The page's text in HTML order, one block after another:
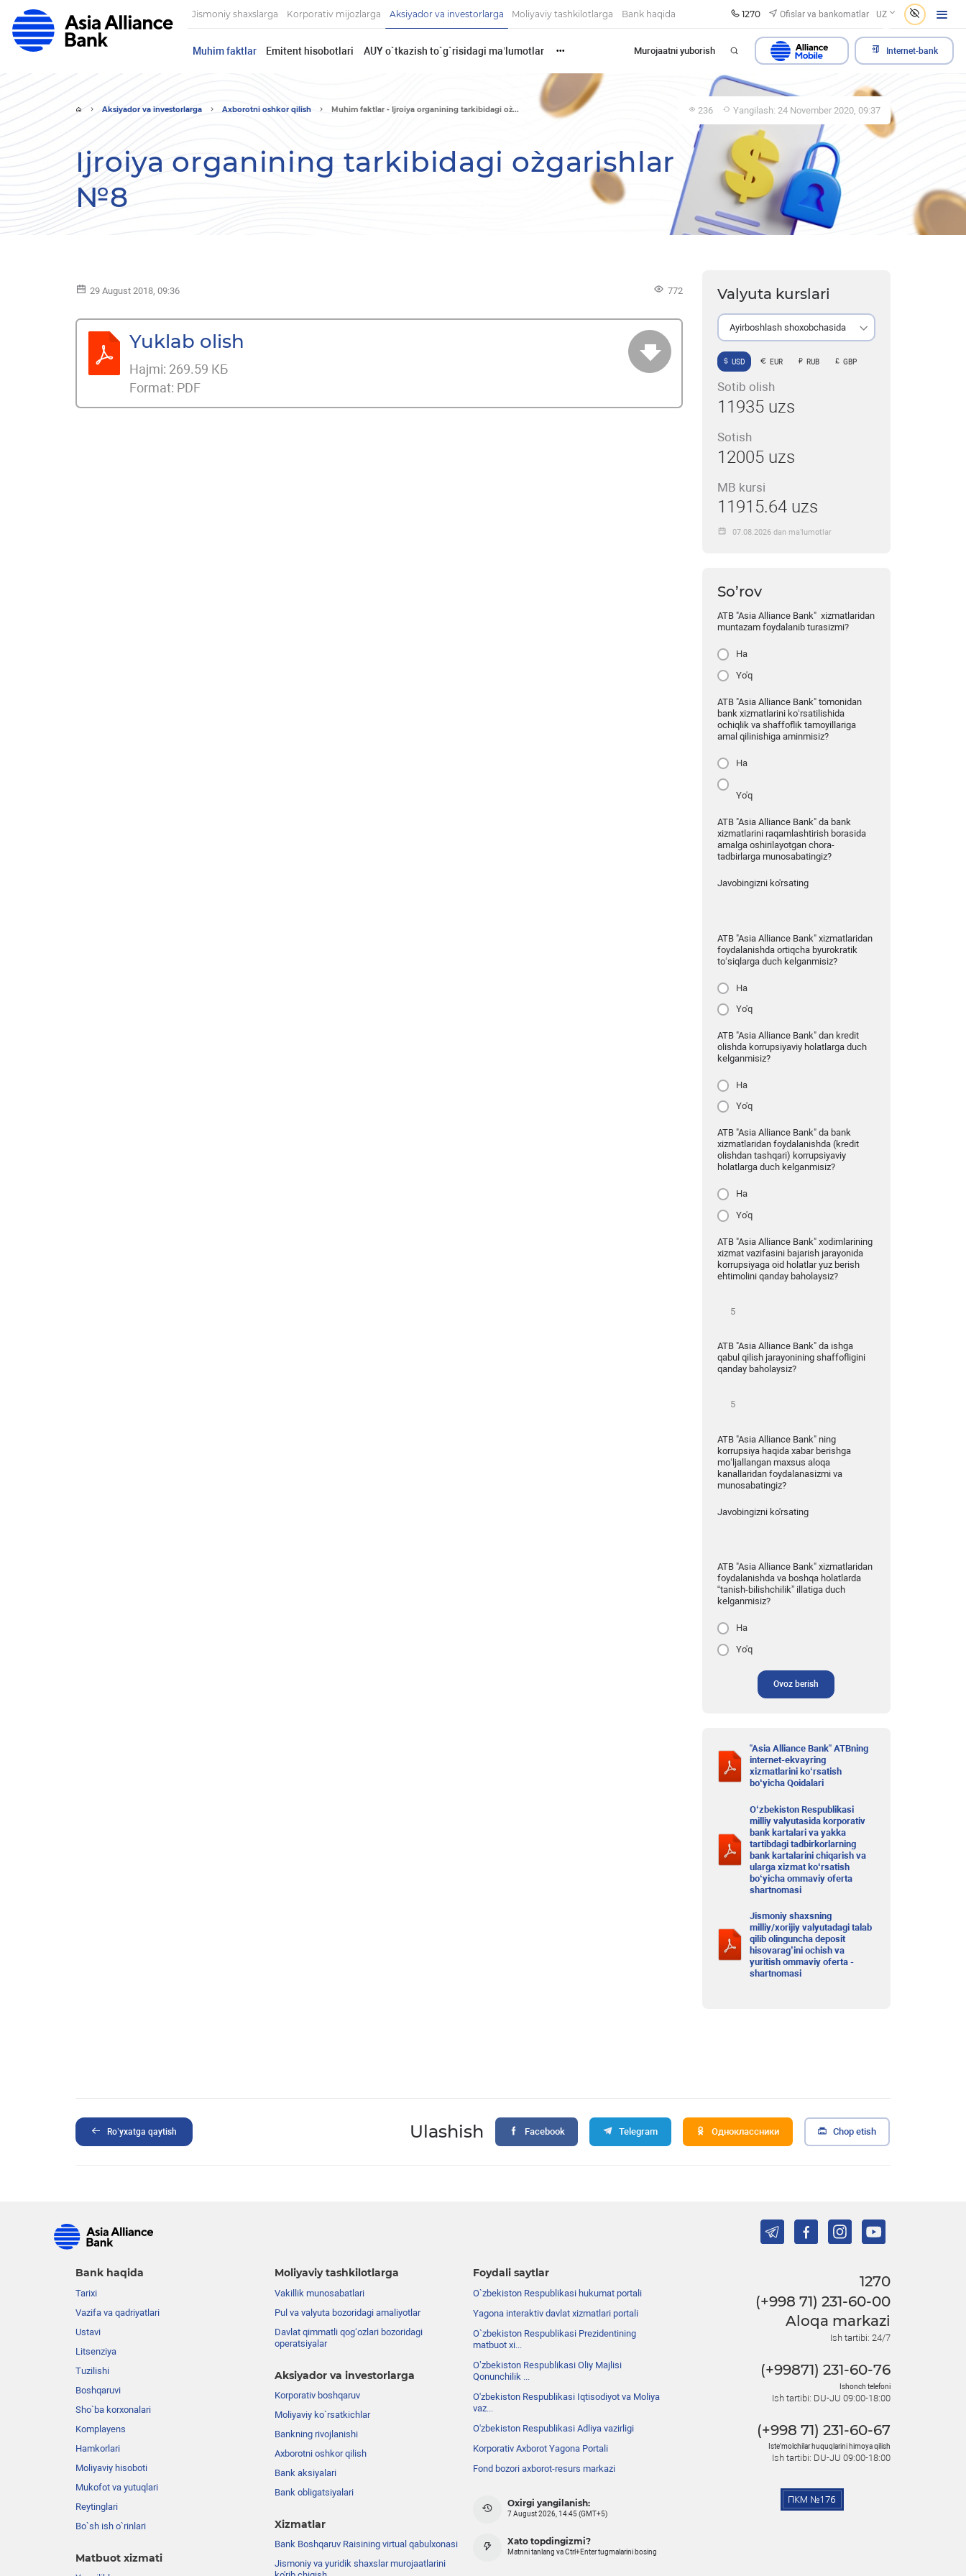
Jismoniy shaxslarga Korporativ mijozlarga Aksiyador va investorlarga Moliyaviy tashkilotlarga Bank haqida 1270 Ofislar va bankomatlar UZ
Muhim faktlar Emitent hisobotlari AUY o`tkazish to`g`risidagi ma’lumotlar ••• Murojaatni yuborish Internet-bank
Aksiyador va investorlarga Axborotni oshkor qilish Muhim faktlar - Ijroiya organining tarkibidagi o`z... 236 Yangilash: 24 November 2020, 09:37
Ijroiya organining tarkibidagi o`zgarishlar
№8
29 August 2018, 09:36 772
Yuklab olish
Hajmi: 269.59 КБ
Format: PDF
Valyuta kurslari
Ayirboshlash shoxobchasida
USD EUR RUB GBP
Sotib olish
11935 uzs
Sotish
12005 uzs
MB kursi
11915.64 uzs
07.08.2026 dan ma’lumotlar
So’rov
ATB "Asia Alliance Bank" xizmatlaridan
muntazam foydalanib turasizmi?
Ha
Yo'q
ATB "Asia Alliance Bank" tomonidan
bank xizmatlarini ko‘rsatilishida
ochiqlik va shaffoflik tamoyillariga
amal qilinishiga aminmisiz?
Ha
Yo'q
ATB "Asia Alliance Bank" da bank
xizmatlarini raqamlashtirish borasida
amalga oshirilayotgan chora-
tadbirlarga munosabatingiz?
Javobingizni ko'rsating
ATB "Asia Alliance Bank" xizmatlaridan
foydalanishda ortiqcha byurokratik
to‘siqlarga duch kelganmisiz?
Ha
Yo'q
ATB "Asia Alliance Bank" dan kredit
olishda korrupsiyaviy holatlarga duch
kelganmisiz?
Ha
Yo'q
ATB "Asia Alliance Bank" da bank
xizmatlaridan foydalanishda (kredit
olishdan tashqari) korrupsiyaviy
holatlarga duch kelganmisiz?
Ha
Yo'q
ATB "Asia Alliance Bank" xodimlarining
xizmat vazifasini bajarish jarayonida
korrupsiyaga oid holatlar yuz berish
ehtimolini qanday baholaysiz?
ATB "Asia Alliance Bank" da ishga
qabul qilish jarayonining shaffofligini
qanday baholaysiz?
ATB "Asia Alliance Bank" ning
korrupsiya haqida xabar berishga
mo‘ljallangan maxsus aloqa
kanallaridan foydalanasizmi va
munosabatingiz?
Javobingizni ko'rsating
ATB "Asia Alliance Bank" xizmatlaridan
foydalanishda va boshqa holatlarda
“tanish-bilishchilik” illatiga duch
kelganmisiz?
Ha
Yo'q
Ovoz berish
"Asia Alliance Bank" ATBning
internet-ekvayring
xizmatlarini ko‘rsatish
bo‘yicha Qoidalari
O‘zbekiston Respublikasi
milliy valyutasida korporativ
bank kartalari va yakka
tartibdagi tadbirkorlarning
bank kartalarini chiqarish va
ularga xizmat ko‘rsatish
bo‘yicha ommaviy oferta
shartnomasi
Jismoniy shaxsning
milliy/xorijiy valyutadagi talab
qilib olinguncha deposit
hisovarag’ini ochish va
yuritish ommaviy oferta -
shartnomasi
Ro’yxatga qaytish Ulashish Facebook Telegram Одноклассники Chop etish
Bank haqida
Tarixi
Vazifa va qadriyatlari
Ustavi
Litsenziya
Tuzilishi
Boshqaruvi
Sho`ba korxonalari
Komplayens
Hamkorlari
Moliyaviy hisoboti
Mukofot va yutuqlari
Reytinglari
Bo`sh ish o`rinlari
Matbuot xizmati
Moliyaviy tashkilotlarga
Vakillik munosabatlari
Pul va valyuta bozoridagi amaliyotlar
Davlat qimmatli qog‘ozlari bozoridagi
operatsiyalar
Aksiyador va investorlarga
Korporativ boshqaruv
Moliyaviy ko`rsatkichlar
Bankning rivojlanishi
Axborotni oshkor qilish
Bank aksiyalari
Bank obligatsiyalari
Xizmatlar
Bank Boshqaruv Raisining virtual qabulxonasi
Jismoniy va yuridik shaxslar murojaatlarini
Foydali saytlar
O`zbekiston Respublikasi hukumat portali
Yagona interaktiv davlat xizmatlari portali
O`zbekiston Respublikasi Prezidentining
matbuot xi...
Oʼzbekiston Respublikasi Oliy Majlisi
Qonunchilik ...
O'zbekiston Respublikasi Iqtisodiyot va Moliya
vaz...
O'zbekiston Respublikasi Adliya vazirligi
Korporativ Axborot Yagona Portali
Fond bozori axborot-resurs markazi
Oxirgi yangilanish:
7 August 2026, 14:45 (GMT+5)
Xato topdingizmi?
Matnni tanlang va Ctrl+Enter tugmalarini bosing
1270
(+998 71) 231-60-00
Aloqa markazi
Ish tartibi: 24/7
(+99871) 231-60-76
Ishonch telefoni
Ish tartibi: DU-JU 09:00-18:00
(+998 71) 231-60-67
Iste'molchilar huquqlarini himoya qilish
Ish tartibi: DU-JU 09:00-18:00